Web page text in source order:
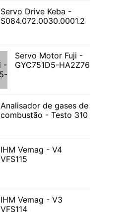
Servo Drive Keba -
S084.072.0030.0001.2
Servo Motor Fuji -
GYC751D5-HA2Z76
Analisador de gases de
combustão - Testo 310
IHM Vemag - V4
VFS115
IHM Vemag - V3
VFS114